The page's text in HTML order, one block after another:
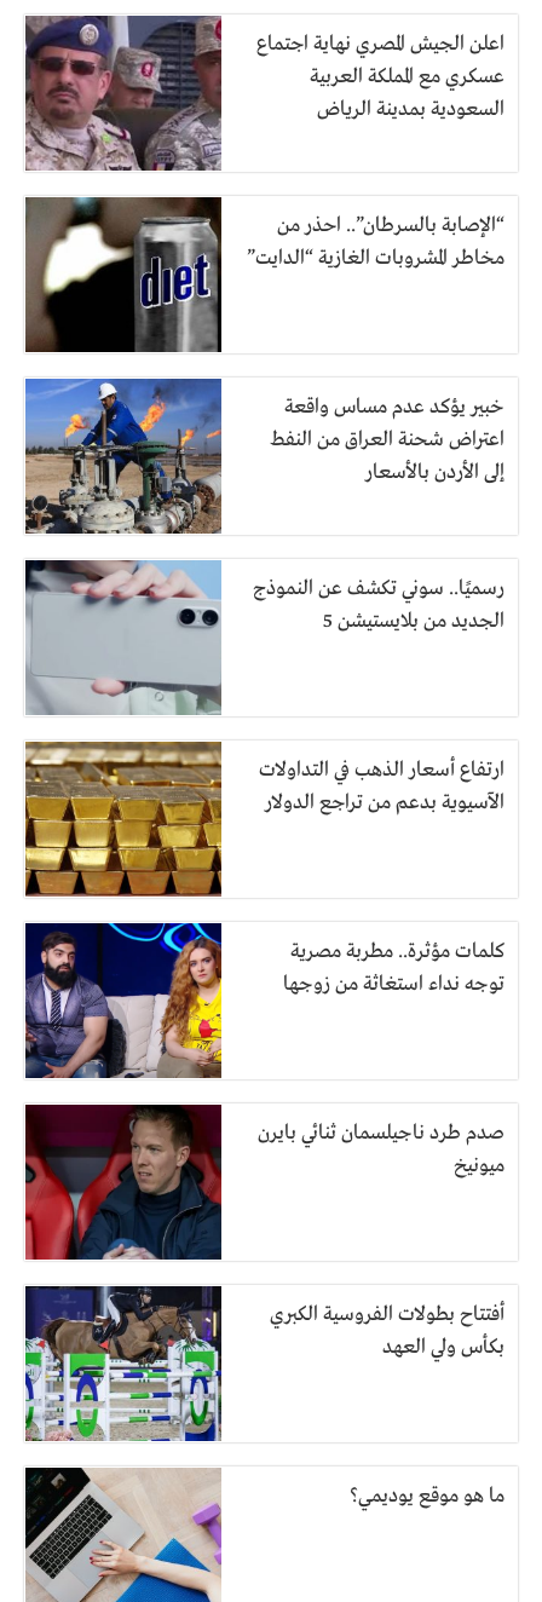
اعلن الجيش المصري نهاية اجتماع
عسكري مع المملكة العربية
السعودية بمدينة الرياض
“الإصابة بالسرطان”.. احذر من
مخاطر المشروبات الغازية “الدايت”
خبير يؤكد عدم مساس واقعة
اعتراض شحنة العراق من النفط
إلى الأردن بالأسعار
رسميًا.. سوني تكشف عن النموذج
الجديد من بلايستيشن 5
ارتفاع أسعار الذهب في التداولات
الآسيوية بدعم من تراجع الدولار
كلمات مؤثرة.. مطربة مصرية
توجه نداء استغاثة من زوجها
صدم طرد ناجيلسمان ثنائي بايرن
ميونيخ
أفتتاح بطولات الفروسية الكبري
بكأس ولي العهد
ما هو موقع يوديمي؟